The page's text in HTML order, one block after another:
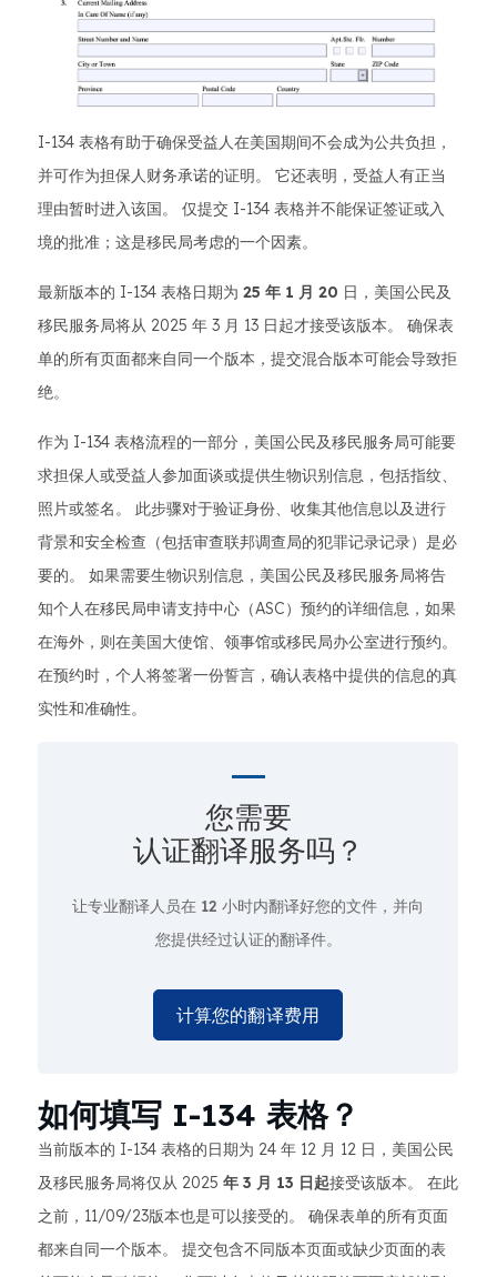
I-134 表格有助于确保受益人在美国期间不会成为公共负担，
并可作为担保人财务承诺的证明。 它还表明，受益人有正当
理由暂时进入该国。 仅提交 I-134 表格并不能保证签证或入
境的批准；这是移民局考虑的一个因素。
最新版本的 I-134 表格日期为 25 年 1 月 20 日，美国公民及
移民服务局将从 2025 年 3 月 13 日起才接受该版本。 确保表
单的所有页面都来自同一个版本，提交混合版本可能会导致拒
绝。
作为 I-134 表格流程的一部分，美国公民及移民服务局可能要
求担保人或受益人参加面谈或提供生物识别信息，包括指纹、
照片或签名。 此步骤对于验证身份、收集其他信息以及进行
背景和安全检查（包括审查联邦调查局的犯罪记录记录）是必
要的。 如果需要生物识别信息，美国公民及移民服务局将告
知个人在移民局申请支持中心（ASC）预约的详细信息，如果
在海外，则在美国大使馆、领事馆或移民局办公室进行预约。
在预约时，个人将签署一份誓言，确认表格中提供的信息的真
实性和准确性。
您需要
认证翻译服务吗？
让专业翻译人员在 12 小时内翻译好您的文件，并向
您提供经过认证的翻译件。
计算您的翻译费用
如何填写 I-134 表格？
当前版本的 I-134 表格的日期为 24 年 12 月 12 日，美国公民
及移民服务局将仅从 2025 年 3 月 13 日起接受该版本。 在此
之前，11/09/23版本也是可以接受的。 确保表单的所有页面
都来自同一个版本。 提交包含不同版本页面或缺少页面的表